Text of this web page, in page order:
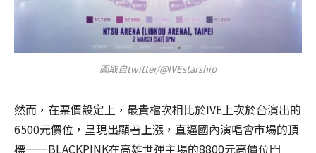
圖取自twitter/@IVEstarship
然而，在票價設定上，最貴檔次相比於IVE上次於台演出的
6500元價位，呈現出顯著上漲，直逼國內演唱會市場的頂
標——BLACKPINK在高雄世運主場的8800元高價位門